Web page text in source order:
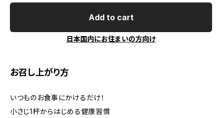
Add to cart
日本国内にお住まいの方向け
お召し上がり方
いつものお食事にかけるだけ！
小さじ1杯からはじめる健康習慣